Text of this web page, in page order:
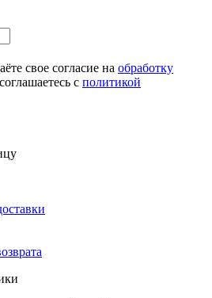
свое согласие на обработку
с политикой